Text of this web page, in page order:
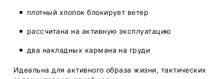
плотный хлопок блокирует ветер
рассчитана на активную эксплуатацию
два накладных кармана на груди
Идеальна для активного образа жизни, тактических